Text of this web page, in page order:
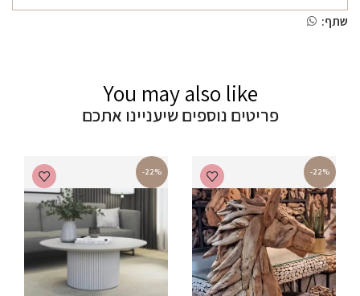
שתף:
You may also like
פריטים נוספים שיעניינו אתכם
-22%
-22%